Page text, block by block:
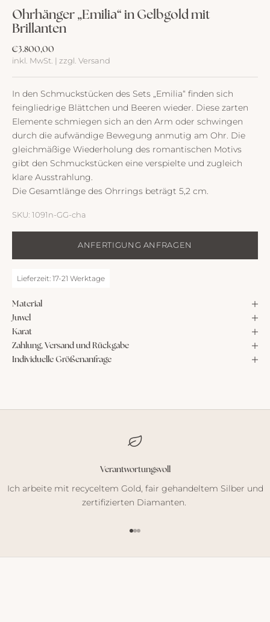
Ohrhänger „Emilia“ in Gelbgold mit
Brillanten
Angebot
€3.800,00
inkl. MwSt. | zzgl. Versand
In den Schmuckstücken des Sets „Emilia“ finden sich
feingliedrige Blättchen und Beeren wieder. Diese zarten
Elemente schmiegen sich an den Arm oder schwingen
durch die aufwändige Bewegung anmutig am Ohr. Die
gleichmäßige Wiederholung des romantischen Motivs
gibt den Schmuckstücken eine verspielte und zugleich
klare Ausstrahlung.
Die Gesamtlänge des Ohrrings beträgt 5,2 cm.
SKU: 1091n-GG-cha
ANFERTIGUNG ANFRAGEN
Lieferzeit: 17-21 Werktage
Material
Juwel
Karat
Zahlung, Versand und Rückgabe
Individuelle Größenanfrage
Verantwortungsvoll
Ich arbeite mit recyceltem Gold, fair gehandeltem Silber und
zertifizierten Diamanten.
Gehe zu Element 1
Gehe zu Element 2
Gehe zu Element 3